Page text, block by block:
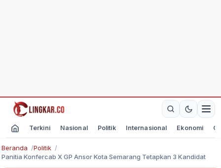
Terkini Nasional Politik Internasional Ekonomi
Beranda
Politik
Panitia Konfercab X GP Ansor Kota Semarang Tetapkan 3 Kandidat